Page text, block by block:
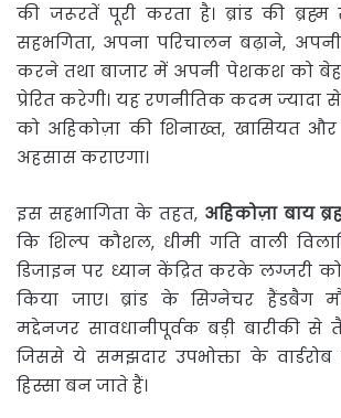
की जरूरतें पूरी करता है। ब्रांड की
सहभगिता, अपना परिचालन बढ़ाने,
करने तथा बाजार में अपनी पेशकश को
प्रेरित करेगी। यह रणनीतिक कदम ज्यादा
को अहिकोज़ा की शिनाख्त, खासियत
अहसास कराएगा।
इस सहभागिता के तहत, अहिकोज़ा बाय
कि शिल्प कौशल, धीमी गति वाली
डिजाइन पर ध्यान केंद्रित करके लग्जरी को
किया जाए। ब्रांड के सिग्नेचर हैंडबैग
मद्देनजर सावधानीपूर्वक बड़ी बारीकी से
जिससे ये समझदार उपभोक्ता के
हिस्सा बन जाते हैं।